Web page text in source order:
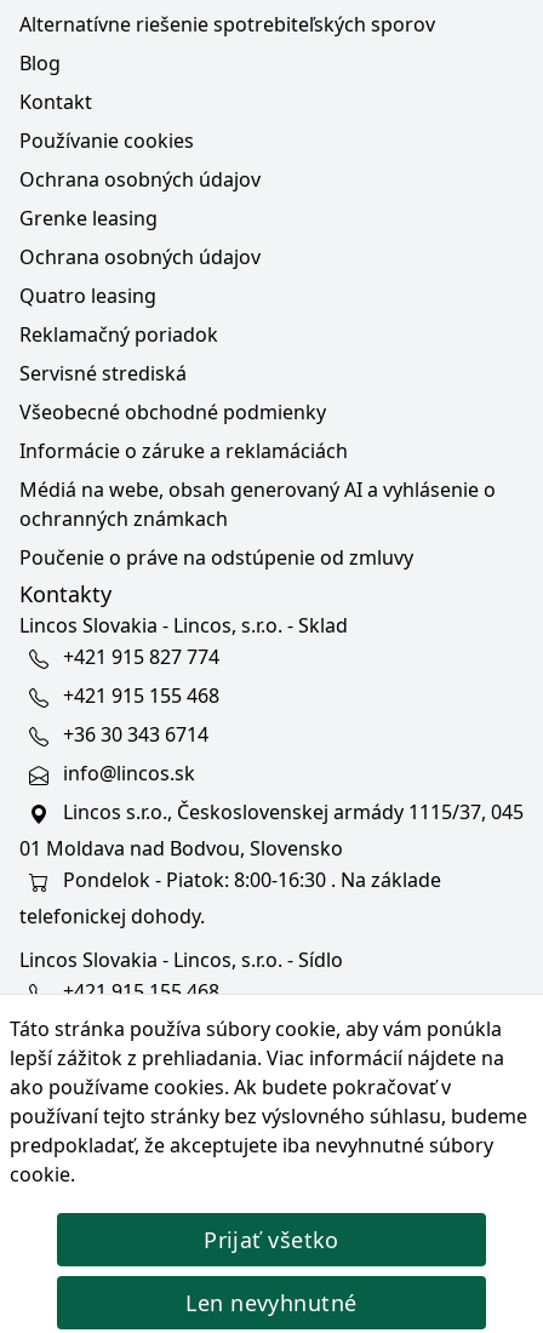
Táto stránka používa súbory cookie, aby vám ponúkla
lepší zážitok z prehliadania. Viac informácií nájdete na
ako používame cookies. Ak budete pokračovať v
používaní tejto stránky bez výslovného súhlasu, budeme
predpokladať, že akceptujete iba nevyhnutné súbory
cookie.
Prijať všetko
Len nevyhnutné
Alternatívne riešenie spotrebiteľských sporov
Blog
Kontakt
Používanie cookies
Ochrana osobných údajov
Grenke leasing
Ochrana osobných údajov
Quatro leasing
Reklamačný poriadok
Servisné strediská
Všeobecné obchodné podmienky
Informácie o záruke a reklamáciách
Médiá na webe, obsah generovaný AI a vyhlásenie o
ochranných známkach
Poučenie o práve na odstúpenie od zmluvy
Kontakty
Lincos Slovakia - Lincos, s.r.o. - Sklad
+421 915 827 774
+421 915 155 468
+36 30 343 6714
info@lincos.sk
Lincos s.r.o., Československej armády 1115/37, 045
01 Moldava nad Bodvou, Slovensko
Pondelok - Piatok: 8:00-16:30 . Na základe
telefonickej dohody.
Lincos Slovakia - Lincos, s.r.o. - Sídlo
+421 915 155 468
+36/30 343 6714
bratislava@lincos.sk
Lincos s.r.o., Rustaveliho 4, 831 06 Bratislava - m. č.
Rača, Slovensko
Iba sídlo firmy
© Copyright 2026 Lincos s.r.o., všetky práva vyhradené.